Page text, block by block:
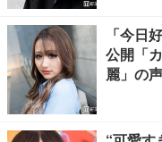
「今日
公開「
麗」の声